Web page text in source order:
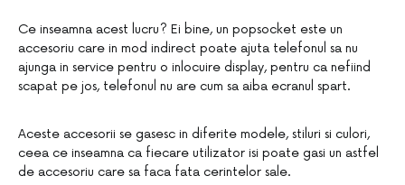
Ce inseamna acest lucru? Ei bine, un popsocket este un
accesoriu care in mod indirect poate ajuta telefonul sa nu
ajunga in service pentru o inlocuire display, pentru ca nefiind
scapat pe jos, telefonul nu are cum sa aiba ecranul spart.
Aceste accesorii se gasesc in diferite modele, stiluri si culori,
ceea ce inseamna ca fiecare utilizator isi poate gasi un astfel
de accesoriu care sa faca fata cerintelor sale.